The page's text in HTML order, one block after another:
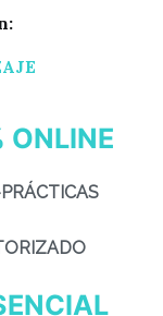
ONLINE